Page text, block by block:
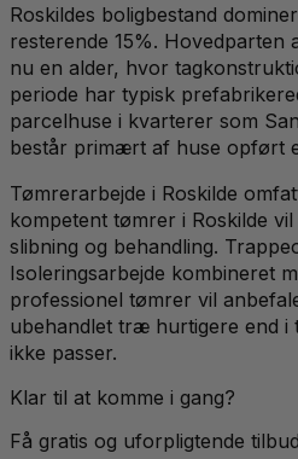
Roskildes boligbestand
resterende 15%.
nu en alder, hvor
periode har typisk
parcelhuse i kvarterer som
består primært af huse opført
Tømrerarbejde i Roskilde
kompetent tømrer i Roskilde
slibning og behandling.
Isoleringsarbejde kombineret
professionel tømrer vil
ubehandlet træ hurtigere end
ikke passer.
Klar til at komme i gang?
Få gratis og uforpligtende